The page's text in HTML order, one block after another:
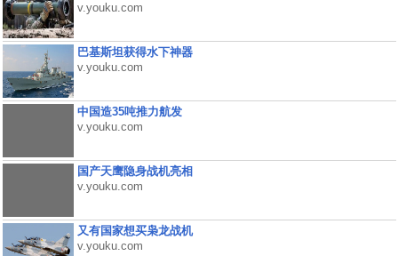
v.youku.com
巴基斯坦获得水下神器
v.youku.com
中国造35吨推力航发
v.youku.com
国产天鹰隐身战机亮相
v.youku.com
又有国家想买枭龙战机
v.youku.com